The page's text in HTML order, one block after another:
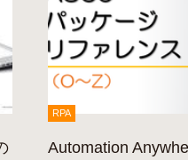
RPA
Automation